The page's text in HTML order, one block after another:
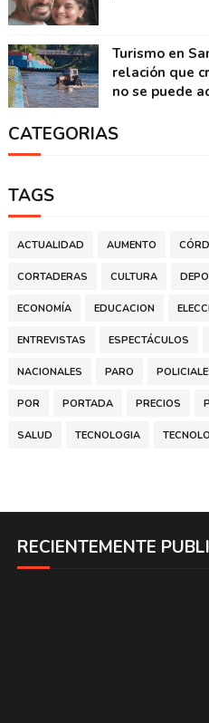
Turismo en
relación que
no se puede
CATEGORIAS
TAGS
ACTUALIDAD AUMENTO
CORTADERAS CULTURA
ECONOMÍA EDUCACION
ENTREVISTAS ESPECTÁCULOS
NACIONALES PARO
POR PORTADA PRECIOS
SALUD TECNOLOGIA
RECIENTEMENTE